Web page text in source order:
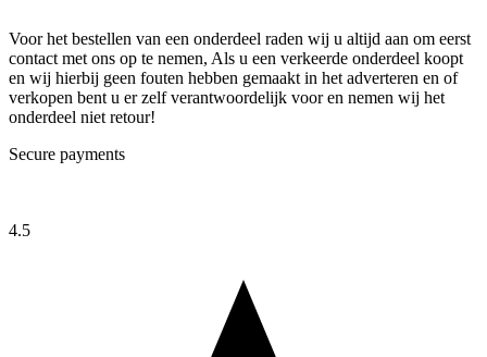
Voor het bestellen van een onderdeel raden wij u altijd aan om eerst
contact met ons op te nemen, Als u een verkeerde onderdeel koopt
en wij hierbij geen fouten hebben gemaakt in het adverteren en of
verkopen bent u er zelf verantwoordelijk voor en nemen wij het
onderdeel niet retour!
Secure payments
4.5